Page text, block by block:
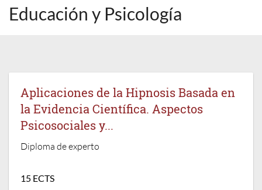
Educación y Psicología
Aplicaciones de la Hipnosis Basada en
la Evidencia Científica. Aspectos
Psicosociales y...
Diploma de experto
15 ECTS